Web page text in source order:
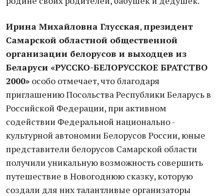
Ирина Михайловна Глусская,президент
Самарской областной общественной
организации белорусов и выходцев из
Беларуси «РУССКО-БЕЛОРУССКОЕ БРАТСТВО
2000» особо отмечает, что благодаря
приглашению Посольства Республики Беларусь в
Российской Федерации, при активном
содействии Федеральной национально -
культурной автономии Белорусов России, юные
представители белорусов Самарской области
получили уникальную возможность совершить
путешествие в Новогоднюю сказку, которую
создали для них талантливые организаторы